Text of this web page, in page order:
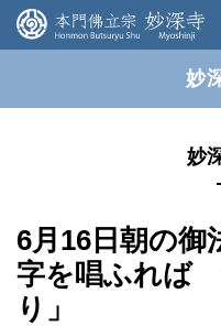
妙
妙
6月16日朝の御
字を唱ふれば
り」